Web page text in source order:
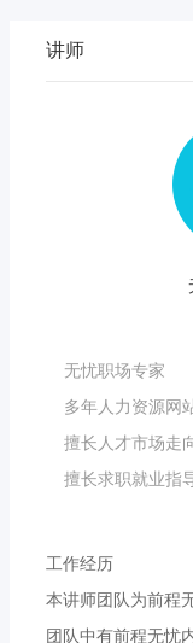
讲师
无忧职场专家
多年人力资源网
擅长人才市场走
擅长求职就业指
工作经历
本讲师团队为前程
团队中有前程无忧